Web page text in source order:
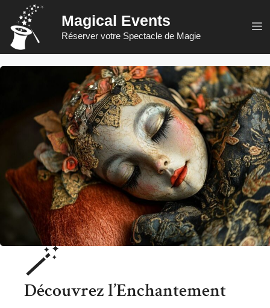
contenu
Magical Events
Réserver votre Spectacle de Magie
🪄
Découvrez l’Enchantement